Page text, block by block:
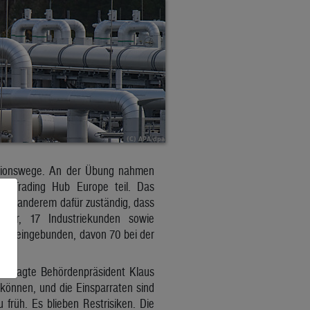
An der Übung nahmen
Trading Hub Europe teil. Das
anderem dafür zuständig, dass
17 Industriekunden sowie
eingebunden, davon 70 bei der
sagte Behördenpräsident Klaus
und die Einsparraten sind
Es blieben Restrisiken. Die